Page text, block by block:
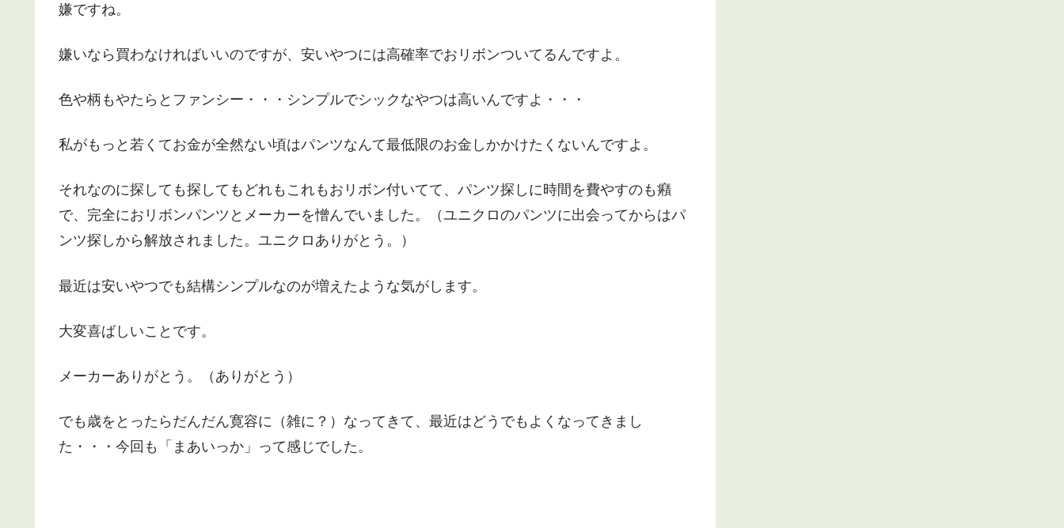
嫌ですね。
嫌いなら買わなければいいのですが、安いやつには高確率でおリボンついてるんですよ。
色や柄もやたらとファンシー・・・シンプルでシックなやつは高いんですよ・・・
私がもっと若くてお金が全然ない頃はパンツなんて最低限のお金しかかけたくないんですよ。
それなのに探しても探してもどれもこれもおリボン付いてて、パンツ探しに時間を費やすのも癪
で、完全におリボンパンツとメーカーを憎んでいました。（ユニクロのパンツに出会ってからはパ
ンツ探しから解放されました。ユニクロありがとう。）
最近は安いやつでも結構シンプルなのが増えたような気がします。
大変喜ばしいことです。
メーカーありがとう。（ありがとう）
でも歳をとったらだんだん寛容に（雑に？）なってきて、最近はどうでもよくなってきまし
た・・・今回も「まあいっか」って感じでした。